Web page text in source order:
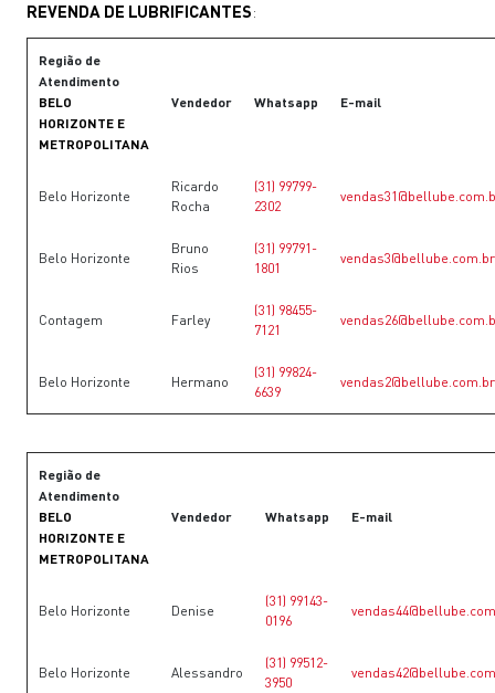
REVENDA DE LUBRIFICANTES:
Região de
Atendimento
BELO
HORIZONTE E
METROPOLITANA
Vendedor Whatsapp E-mail
Belo Horizonte
Ricardo
Rocha
(31) 99799-
2302
Belo Horizonte
Bruno
Rios
(31) 99791-
1801
vendas3@bellube.com.br
Contagem Farley
(31) 98455-
7121
Belo Horizonte Hermano
(31) 99824-
6639
vendas2@bellube.com.br
Região de
Atendimento
BELO
HORIZONTE E
METROPOLITANA
Vendedor Whatsapp E-mail
Belo Horizonte Denise
(31) 99143-
0196
Belo Horizonte Alessandro
(31) 99512-
3950